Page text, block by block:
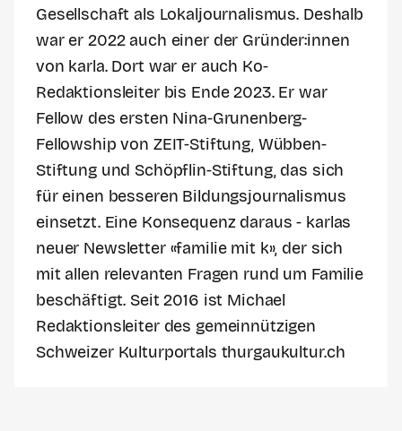
Gesellschaft als Lokaljournalismus. Deshalb
war er 2022 auch einer der Gründer:innen
von karla. Dort war er auch Ko-
Redaktionsleiter bis Ende 2023. Er war
Fellow des ersten Nina-Grunenberg-
Fellowship von ZEIT-Stiftung, Wübben-
Stiftung und Schöpflin-Stiftung, das sich
für einen besseren Bildungsjournalismus
einsetzt. Eine Konsequenz daraus - karlas
neuer Newsletter «familie mit k», der sich
mit allen relevanten Fragen rund um Familie
beschäftigt. Seit 2016 ist Michael
Redaktionsleiter des gemeinnützigen
Schweizer Kulturportals thurgaukultur.ch